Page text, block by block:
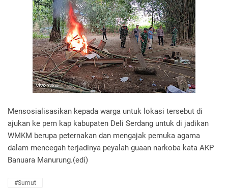
Mensosialisasikan kepada warga untuk lokasi tersebut di
ajukan ke pem kap kabupaten Deli Serdang untuk di jadikan
WMKM berupa peternakan dan mengajak pemuka agama
dalam mencegah terjadinya peyalah guaan narkoba kata AKP
Banuara Manurung.(edi)
#Sumut